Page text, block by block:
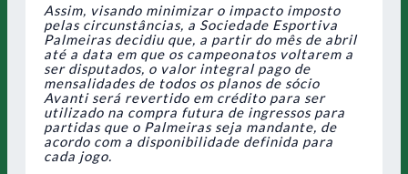
Assim, visando minimizar o impacto imposto
pelas circunstâncias, a Sociedade Esportiva
Palmeiras decidiu que, a partir do mês de abril
até a data em que os campeonatos voltarem a
ser disputados, o valor integral pago de
mensalidades de todos os planos de sócio
Avanti será revertido em crédito para ser
utilizado na compra futura de ingressos para
partidas que o Palmeiras seja mandante, de
acordo com a disponibilidade definida para
cada jogo.